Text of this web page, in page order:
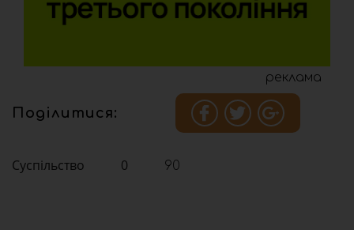
реклама
Поділитися:
Суспільство 0 90